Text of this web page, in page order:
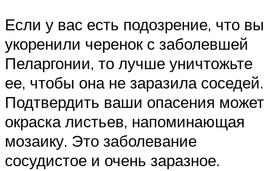
Если у вас есть подозрение, что вы
укоренили черенок с заболевшей
Пеларгонии, то лучше уничтожьте
ее, чтобы она не заразила соседей.
Подтвердить ваши опасения может
окраска листьев, напоминающая
мозаику. Это заболевание
сосудистое и очень заразное.